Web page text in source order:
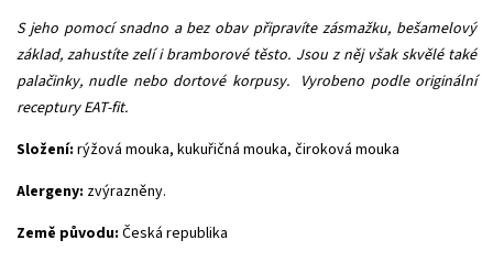
S jeho pomocí snadno a bez obav připravíte zásmažku, bešamelový
základ, zahustíte zelí i bramborové těsto. Jsou z něj však skvělé také
palačinky, nudle nebo dortové korpusy. Vyrobeno podle originální
receptury EAT-fit.
Složení: rýžová mouka, kukuřičná mouka, čiroková mouka
Alergeny: zvýrazněny.
Země původu: Česká republika